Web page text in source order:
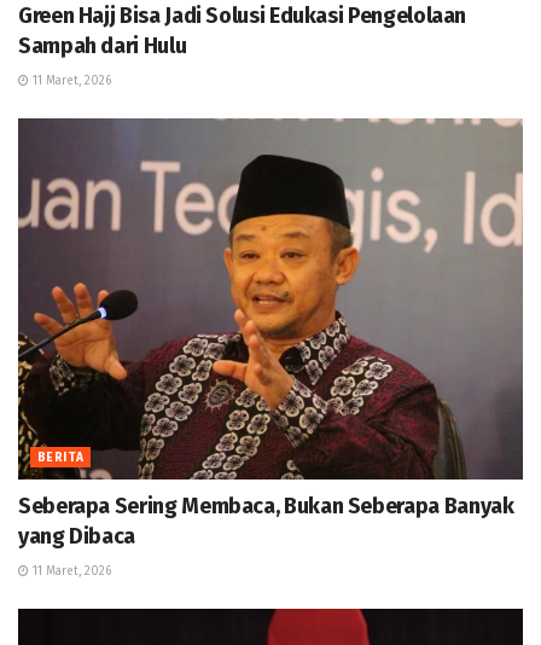
Green Hajj Bisa Jadi Solusi Edukasi Pengelolaan
Sampah dari Hulu
11 Maret, 2026
BERITA
Seberapa Sering Membaca, Bukan Seberapa Banyak
yang Dibaca
11 Maret, 2026